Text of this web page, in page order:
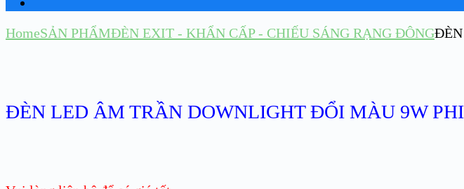
HomeSẢN PHẨMĐÈN EXIT - KHẨN CẤP - CHIẾU SÁNG RẠNG ĐÔNG
ĐÈN LED ÂM TRẦN DOWNLIGHT ĐỔI MÀU 9W PHI